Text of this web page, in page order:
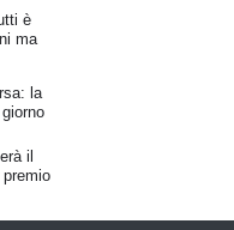
è
ma
la
il